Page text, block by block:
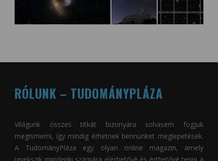
RÓLUNK – TUDOMÁNYPLÁZA
Világunk összes titkát bizonyára sohasem fogjuk
megismerni, így mindig érhetnek bennünket meglepetések.
A TudományPláza egy olyan online magazin, amely
igyekszik mindenki számára elérhetővé és érthetővé tenni a